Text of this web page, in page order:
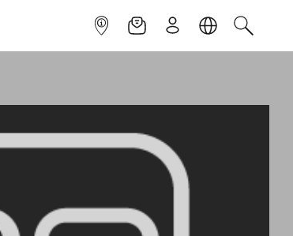
INFOPOINTNEWSLETTER
SIGN UPLANGUAGE
SEARCH